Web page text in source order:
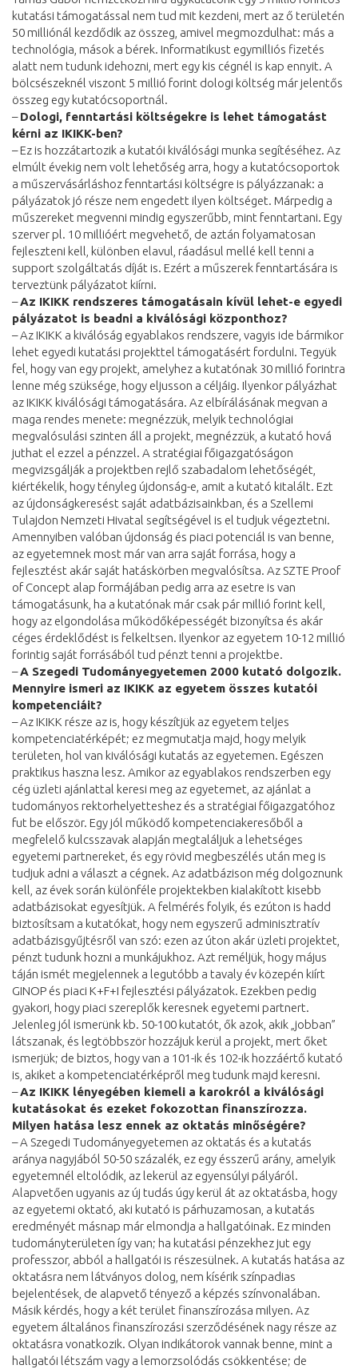
kutatási támogatással nem tud mit kezdeni, mert az ő területén
50 milliónál kezdődik az összeg, amivel megmozdulhat: más a
technológia, mások a bérek. Informatikust egymilliós fizetés
alatt nem tudunk idehozni, mert egy kis cégnél is kap ennyit. A
bölcsészeknél viszont 5 millió forint dologi költség már jelentős
összeg egy kutatócsoportnál.
–Dologi, fenntartási költségekre is lehet támogatást
kérni az IKIKK-ben?
– Ez is hozzátartozik a kutatói kiválósági munka segítéséhez. Az
elmúlt évekig nem volt lehetőség arra, hogy a kutatócsoportok
a műszervásárláshoz fenntartási költségre is pályázzanak: a
pályázatok jó része nem engedett ilyen költséget. Márpedig a
műszereket megvenni mindig egyszerűbb, mint fenntartani. Egy
szerver pl. 10 millióért megvehető, de aztán folyamatosan
fejleszteni kell, különben elavul, ráadásul mellé kell tenni a
support szolgáltatás díját is. Ezért a műszerek fenntartására is
terveztünk pályázatot kiírni.
–Az IKIKK rendszeres támogatásain kívül lehet-e egyedi
pályázatot is beadni a kiválósági központhoz?
– Az IKIKK a kiválóság egyablakos rendszere, vagyis ide bármikor
lehet egyedi kutatási projekttel támogatásért fordulni. Tegyük
fel, hogy van egy projekt, amelyhez a kutatónak 30 millió forintra
lenne még szüksége, hogy eljusson a céljáig. Ilyenkor pályázhat
az IKIKK kiválósági támogatására. Az elbírálásának megvan a
maga rendes menete: megnézzük, melyik technológiai
megvalósulási szinten áll a projekt, megnézzük, a kutató hová
juthat el ezzel a pénzzel. A stratégiai főigazgatóságon
megvizsgálják a projektben rejlő szabadalom lehetőségét,
kiértékelik, hogy tényleg újdonság-e, amit a kutató kitalált. Ezt
az újdonságkeresést saját adatbázisainkban, és a Szellemi
Tulajdon Nemzeti Hivatal segítségével is el tudjuk végeztetni.
Amennyiben valóban újdonság és piaci potenciál is van benne,
az egyetemnek most már van arra saját forrása, hogy a
fejlesztést akár saját hatáskörben megvalósítsa. Az SZTE Proof
of Concept alap formájában pedig arra az esetre is van
támogatásunk, ha a kutatónak már csak pár millió forint kell,
hogy az elgondolása működőképességét bizonyítsa és akár
céges érdeklődést is felkeltsen. Ilyenkor az egyetem 10-12 millió
forintig saját forrásából tud pénzt tenni a projektbe.
–A Szegedi Tudományegyetemen 2000 kutató dolgozik.
Mennyire ismeri az IKIKK az egyetem összes kutatói
kompetenciáit?
– Az IKIKK része az is, hogy készítjük az egyetem teljes
kompetenciatérképét; ez megmutatja majd, hogy melyik
területen, hol van kiválósági kutatás az egyetemen. Egészen
praktikus haszna lesz. Amikor az egyablakos rendszerben egy
cég üzleti ajánlattal keresi meg az egyetemet, az ajánlat a
tudományos rektorhelyetteshez és a stratégiai főigazgatóhoz
fut be először. Egy jól működő kompetenciakeresőből a
megfelelő kulcsszavak alapján megtaláljuk a lehetséges
egyetemi partnereket, és egy rövid megbeszélés után meg is
tudjuk adni a választ a cégnek. Az adatbázison még dolgoznunk
kell, az évek során különféle projektekben kialakított kisebb
adatbázisokat egyesítjük. A felmérés folyik, és ezúton is hadd
biztosítsam a kutatókat, hogy nem egyszerű adminisztratív
adatbázisgyűjtésről van szó: ezen az úton akár üzleti projektet,
pénzt tudunk hozni a munkájukhoz. Azt reméljük, hogy május
táján ismét megjelennek a legutóbb a tavaly év közepén kiírt
GINOP és piaci K+F+I fejlesztési pályázatok. Ezekben pedig
gyakori, hogy piaci szereplők keresnek egyetemi partnert.
Jelenleg jól ismerünk kb. 50-100 kutatót, ők azok, akik „jobban”
látszanak, és legtöbbször hozzájuk kerül a projekt, mert őket
ismerjük; de biztos, hogy van a 101-ik és 102-ik hozzáértő kutató
is, akiket a kompetenciatérképről meg tudunk majd keresni.
–Az IKIKK lényegében kiemeli a karokról a kiválósági
kutatásokat és ezeket fokozottan finanszírozza.
Milyen hatása lesz ennek az oktatás minőségére?
– A Szegedi Tudományegyetemen az oktatás és a kutatás
aránya nagyjából 50-50 százalék, ez egy ésszerű arány, amelyik
egyetemnél eltolódik, az lekerül az egyensúlyi pályáról.
Alapvetően ugyanis az új tudás úgy kerül át az oktatásba, hogy
az egyetemi oktató, aki kutató is párhuzamosan, a kutatás
eredményét másnap már elmondja a hallgatóinak. Ez minden
tudományterületen így van; ha kutatási pénzekhez jut egy
professzor, abból a hallgatói is részesülnek. A kutatás hatása az
oktatásra nem látványos dolog, nem kísérik színpadias
bejelentések, de alapvető tényező a képzés színvonalában.
Másik kérdés, hogy a két terület finanszírozása milyen. Az
egyetem általános finanszírozási szerződésének nagy része az
oktatásra vonatkozik. Olyan indikátorok vannak benne, mint a
hallgatói létszám vagy a lemorzsolódás csökkentése; de